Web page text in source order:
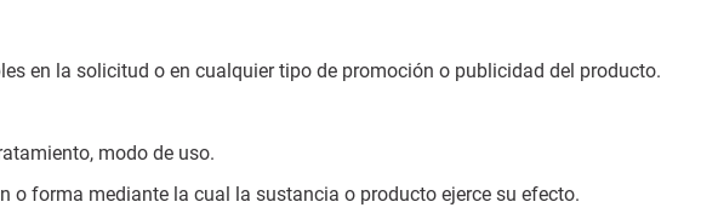
en la solicitud o en cualquier tipo de promoción o publicidad del producto.
modo de uso.
o forma mediante la cual la sustancia o producto ejerce su efecto.